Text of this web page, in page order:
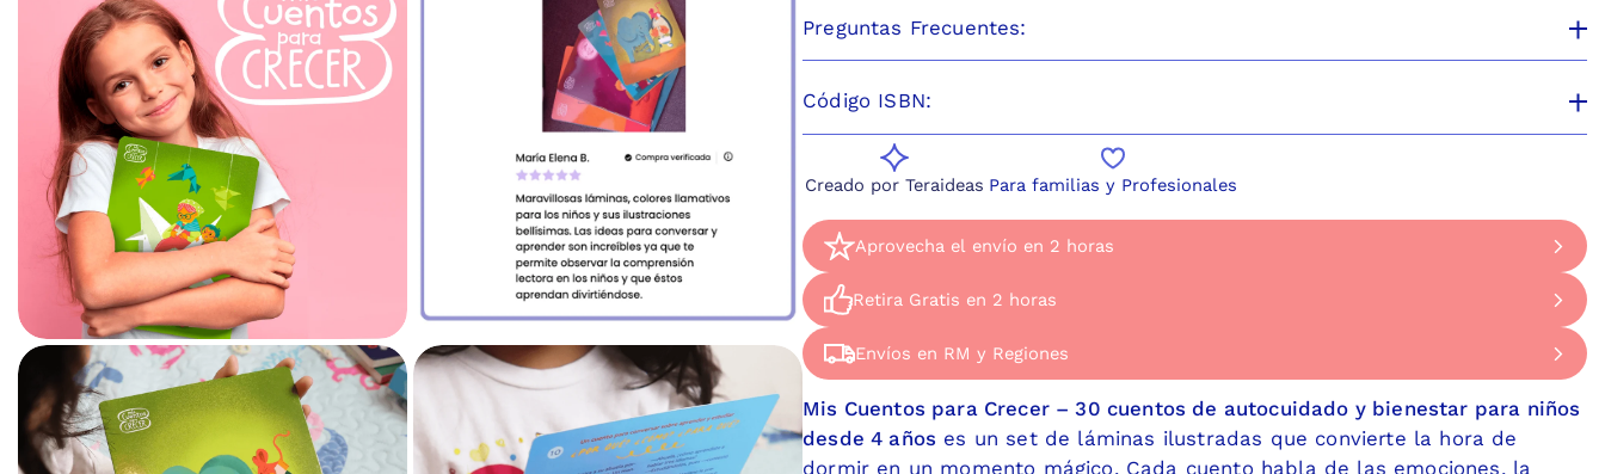
Preguntas Frecuentes:
Código ISBN:
Creado por Teraideas Para familias y Profesionales
Aprovecha el envío en 2 horas
Aprovecha el envío en 2 horas
Disponible de Lunes a Jueves de 9 a 17 horas, para algunas comunas de
Retira Gratis en 2 horas
Retira Gratis en 2 horas
Ven a retirar el mismo día a nuestra tienda en el MUT abierta Lunes a
Envíos en RM y Regiones
Envíos en RM y Regiones
Hacemos envíos por Bluexpress a regiones
Mis Cuentos para Crecer – 30 cuentos de autocuidado y bienestar para niños
desde 4 años es un set de láminas ilustradas que convierte la hora de
dormir en un momento mágico. Cada cuento habla de las emociones, la